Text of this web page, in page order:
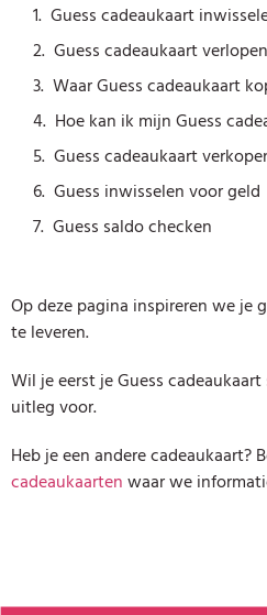
Guess cadeaukaart
Guess cadeaukaart verlopen
Waar Guess cadeaukaart
Hoe kan ik mijn Guess
Guess cadeaukaart
Guess inwisselen voor geld
Guess saldo checken
Op deze pagina inspireren we je
te leveren.
Wil je eerst je Guess
uitleg voor.
Heb je een andere cadeaukaart?
cadeaukaartenwaar we